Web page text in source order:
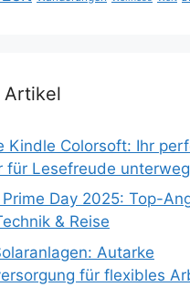
Artikel
Kindle Colorsoft: Ihr
für Lesefreude
Day 2025: Top-
& Reise
Autarke
für flexibles